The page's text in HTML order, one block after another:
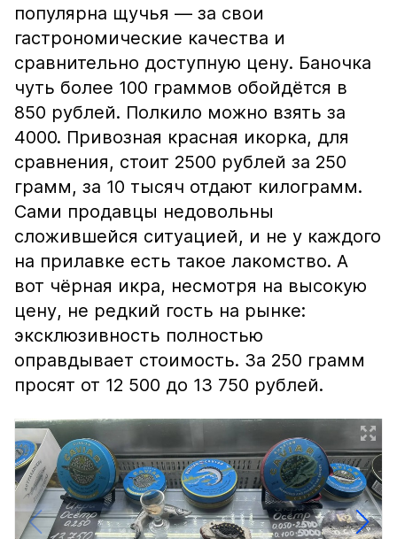
популярна щучья — за свои
гастрономические качества и
сравнительно доступную цену. Баночка
чуть более 100 граммов обойдётся в
850 рублей. Полкило можно взять за
4000. Привозная красная икорка, для
сравнения, стоит 2500 рублей за 250
грамм, за 10 тысяч отдают килограмм.
Сами продавцы недовольны
сложившейся ситуацией, и не у каждого
на прилавке есть такое лакомство. А
вот чёрная икра, несмотря на высокую
цену, не редкий гость на рынке:
эксклюзивность полностью
оправдывает стоимость. За 250 грамм
просят от 12 500 до 13 750 рублей.